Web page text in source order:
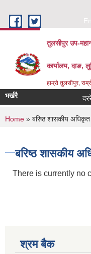
तुलसीपुर उप-
कार्यालय, दाङ,
हाम्रो तुलसीपुर,
भर्खरै
You are here
Home » बरिष्ठ शासकीय
बरिष्ठ शासकीय
There is currently no
श्रम बैक